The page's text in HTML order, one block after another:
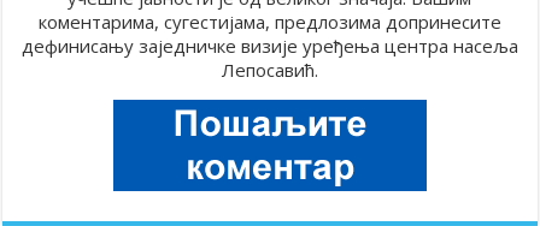
коментарима, сугестијама, предлозима допринесите
дефинисању заједничке визије уређења центра насеља
Лепосавић.